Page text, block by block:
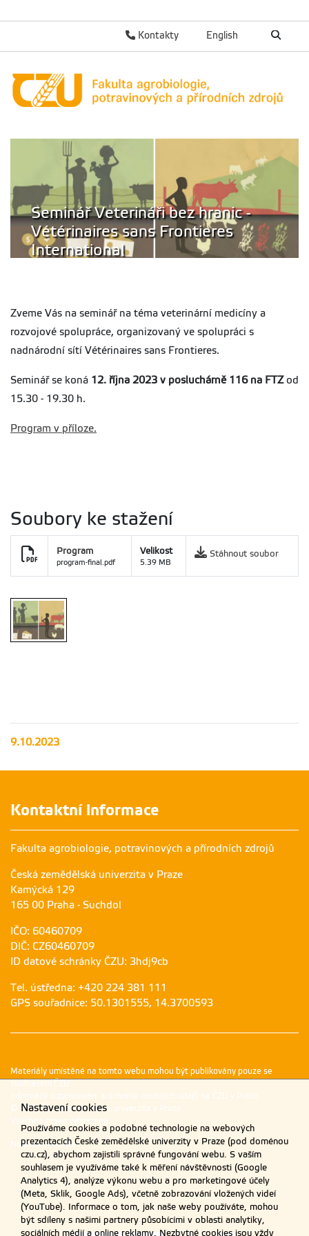
English
Kontakty
Seminář Veterináři bez hranic -
Vétérinaires sans Frontieres
International
Zveme Vás na seminář na téma veterinární medicíny a
rozvojové spolupráce, organizovaný ve spolupráci s
nadnárodní sítí Vétérinaires sans Frontieres.
Seminář se koná 12. října 2023 v posluchárně 116 na FTZod
15.30 - 19.30 h.
Program v příloze.
Soubory ke stažení
Program
program-final.pdf
Velikost
5.39 MB
Stáhnout soubor
9.10.2023
Kontaktní informace
Fakulta agrobiologie, potravinových a přírodních zdrojů
Česká zemědělská univerzita v Praze
Kamýcká 129
165 00 Praha - Suchdol
IČO: 60460709
DIČ: CZ60460709
ID datové schránky ČZU: 3hdj9cb
Tel. ústředna: +420 224 381 111
GPS souřadnice: 50.1301555, 14.3700593
Materiály umístěné na tomto webu mohou být publikovány pouze se
souhlasem ČZU.
Informace o zpracování a ochraně osobních údajů na ČZU v Praze.
© 2026 Česká zemědělská univerzita v Praze
Všechna práva vyhrazena
Nastavení cookies
Nastavení cookies
Používáme cookies a podobné technologie na webových
prezentacích České zemědělské univerzity v Praze (pod doménou
czu.cz), abychom zajistili správné fungování webu. S vaším
souhlasem je využíváme také k měření návštěvnosti (Google
Analytics 4), analýze výkonu webu a pro marketingové účely
(Meta, Sklik, Google Ads), včetně zobrazování vložených videí
(YouTube). Informace o tom, jak naše weby používáte, mohou
být sdíleny s našimi partnery působícími v oblasti analytiky,
sociálních médií a online reklamy. Nezbytné cookies jsou vždy